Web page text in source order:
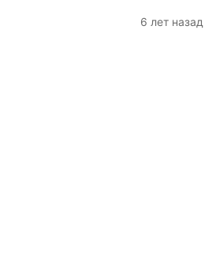
6 лет назад